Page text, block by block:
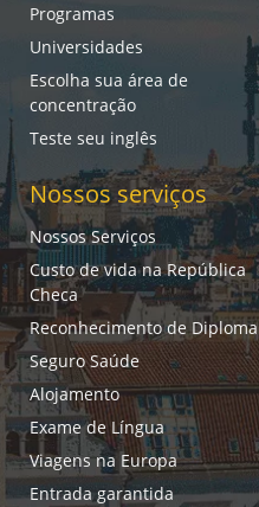
Programas
Universidades
Escolha sua área de
concentração
Teste seu inglês
Nossos serviços
Nossos Serviços
Custo de vida na República
Checa
Reconhecimento de Diploma
Seguro Saúde
Alojamento
Exame de Língua
Viagens na Europa
Entrada garantida